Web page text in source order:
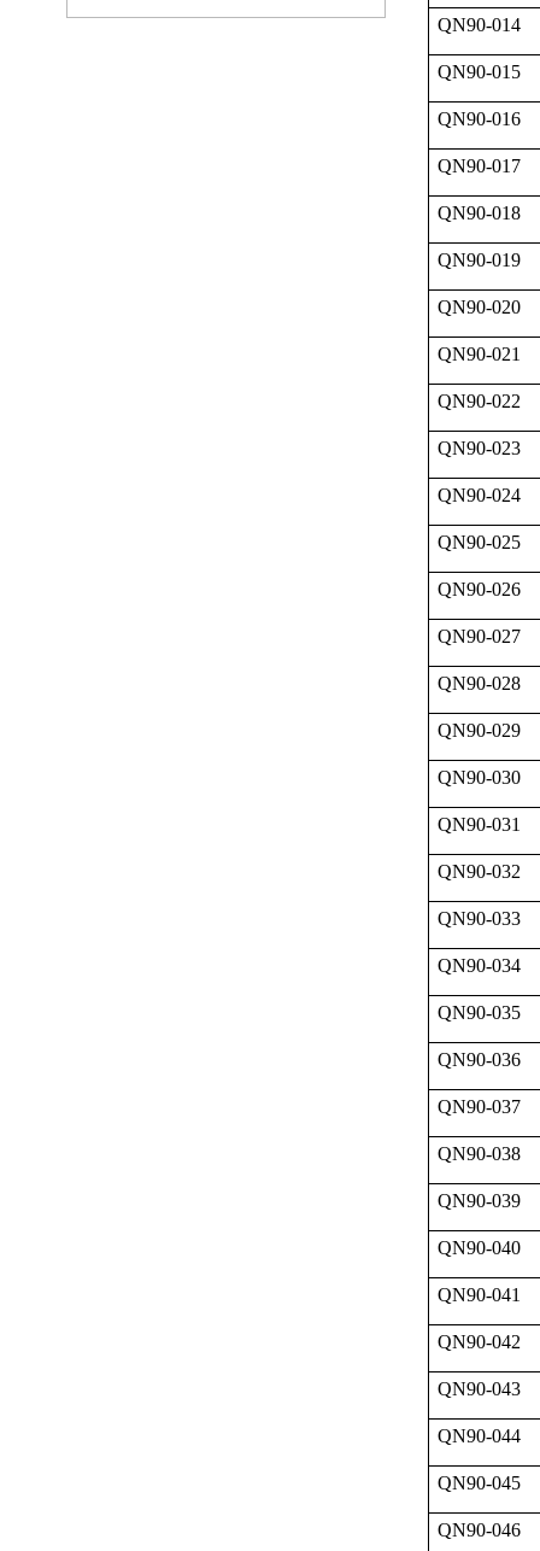
QN90-014
QN90-015
QN90-016
QN90-017
QN90-018
QN90-019
QN90-020
QN90-021
QN90-022
QN90-023
QN90-024
QN90-025
QN90-026
QN90-027
QN90-028
QN90-029
QN90-030
QN90-031
QN90-032
QN90-033
QN90-034
QN90-035
QN90-036
QN90-037
QN90-038
QN90-039
QN90-040
QN90-041
QN90-042
QN90-043
QN90-044
QN90-045
QN90-046